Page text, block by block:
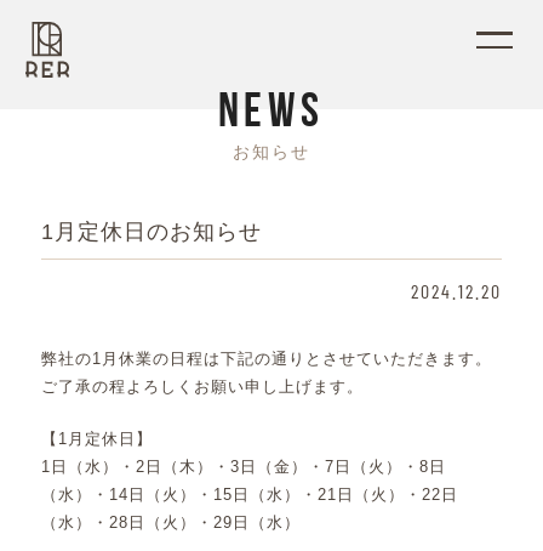
NEWS
お 知 ら せ
1月定休日のお知らせ
2024.12.20
弊社の1月休業の日程は下記の通りとさせていただきます。
ご了承の程よろしくお願い申し上げます。
【1月定休日】
1日（水）・2日（木）・3日（金）・7日（火）・8日
（水）・14日（火）・15日（水）・21日（火）・22日
（水）・28日（火）・29日（水）